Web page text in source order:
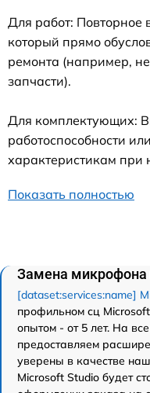
Для работ: Повторное
который прямо
ремонта (например,
запчасти).
Для комплектующих:
работоспособности
характеристикам при
Показать полностью
Замена микрофона
[dataset:services:name]
профильном сц
опытом - от 5 лет. На
предоставляем
уверены в качестве
Microsoft Studio будет